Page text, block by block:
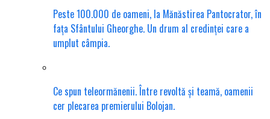
Peste 100.000 de oameni, la Mănăstirea Pantocrator, în
fața Sfântului Gheorghe. Un drum al credinței care a
umplut câmpia.
Ce spun teleormănenii. Între revoltă și teamă, oamenii
cer plecarea premierului Bolojan.